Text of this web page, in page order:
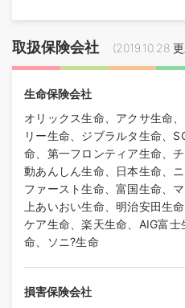
取扱保険会社 (2019.10.28
生命保険会社
オリックス生命、アクサ生命
リー生命、ジブラルタ生命、
命、第一フロンティア生命、
動あんしん生命、日本生命、
ファースト生命、富国生命、
上あいおい生命、明治安田生
ケア生命、楽天生命、AIG富
命、ソニ?生命
損害保険会社